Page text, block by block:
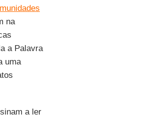
na
a Palavra
uma
a ler